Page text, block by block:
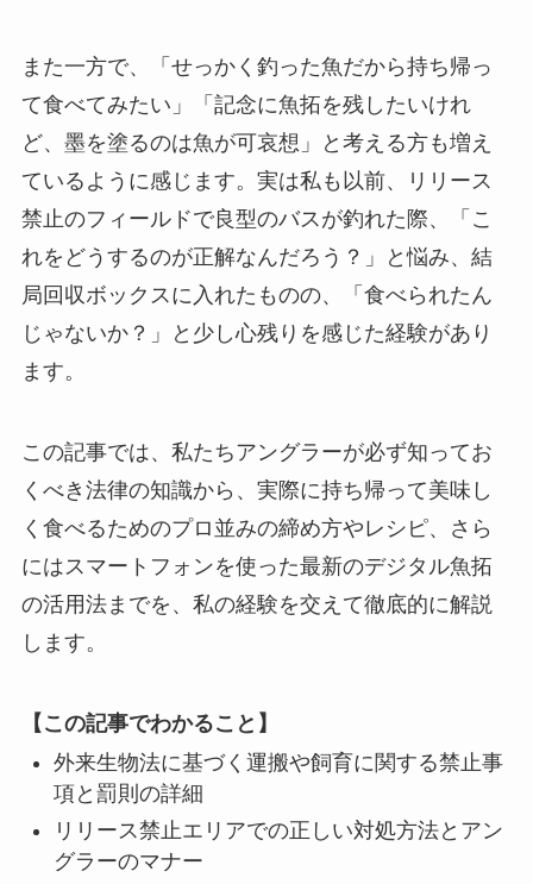
また一方で、「せっかく釣った魚だから持ち帰っ
て食べてみたい」「記念に魚拓を残したいけれ
ど、墨を塗るのは魚が可哀想」と考える方も増え
ているように感じます。実は私も以前、リリース
禁止のフィールドで良型のバスが釣れた際、「こ
れをどうするのが正解なんだろう？」と悩み、結
局回収ボックスに入れたものの、「食べられたん
じゃないか？」と少し心残りを感じた経験があり
ます。
この記事では、私たちアングラーが必ず知ってお
くべき法律の知識から、実際に持ち帰って美味し
く食べるためのプロ並みの締め方やレシピ、さら
にはスマートフォンを使った最新のデジタル魚拓
の活用法までを、私の経験を交えて徹底的に解説
します。
【この記事でわかること】
外来生物法に基づく運搬や飼育に関する禁止事
項と罰則の詳細
リリース禁止エリアでの正しい対処方法とアン
グラーのマナー